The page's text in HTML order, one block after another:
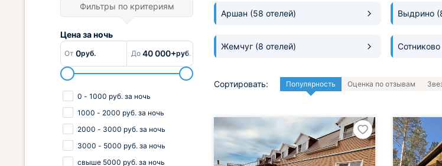
Аршан (58 отелей) Выдрино
Жемчуг (8 отелей) Сотниково
Сортировать: Популярность Оценка по отзывам
Фильтры по критериям
Цена заночь
От 0руб. До 40 000+руб.
0 - 1000 руб. за ночь
1000 - 2000 руб. за ночь
2000 - 3000 руб. за ночь
3000 - 5000 руб. за ночь
свыше 5000 руб. за ночь